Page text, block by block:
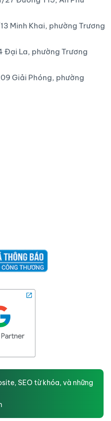
Minh Khai, phường Trương
Đại La, phường Trương
Giải Phóng, phường
SEO từ khóa, và những